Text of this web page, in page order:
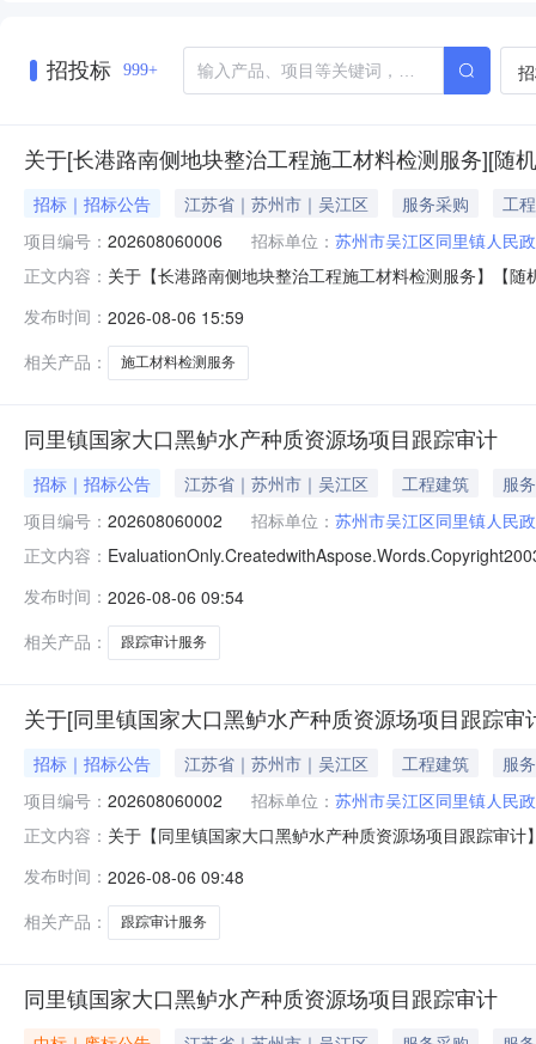
招投标 999+
关于[长港路南侧地块整治工程施工材料检测服务][随
招标｜招标公告 江苏省｜苏州市｜吴江区 服务采购
工程
项目编号： 202608060006 招标单位： 苏州市吴江区同里镇人民
正文内容： 关于【长港路南侧地块整治工程施工材料检测服务】【
项目管理有限公司）（单位）长港路南侧地块整治工程
发布时间： 2026-08-06 15:59
相关产品：
施工材料检测服务
同里镇国家大口黑鲈水产种质资源场项目跟踪审计
招标｜招标公告 江苏省｜苏州市｜吴江区 工程建筑
服务
项目编号： 202608060002 招标单位： 苏州市吴江区同里镇人民
正文内容：
有关内容公告如下：一、项目概况及采购要求：1.项目
发布时间： 2026-08-06 09:54
相关产品：
跟踪审计服务
关于[同里镇国家大口黑鲈水产种质资源场项目跟踪
招标｜招标公告 江苏省｜苏州市｜吴江区 工程建筑
服务
项目编号： 202608060002 招标单位： 苏州市吴江区同里镇人民
正文内容： 关于【同里镇国家大口黑鲈水产种质资源场项目跟踪审
种质资源场项目跟踪审计（中介服务项目）造价咨询（
发布时间： 2026-08-06 09:48
相关产品：
跟踪审计服务
同里镇国家大口黑鲈水产种质资源场项目跟踪审计